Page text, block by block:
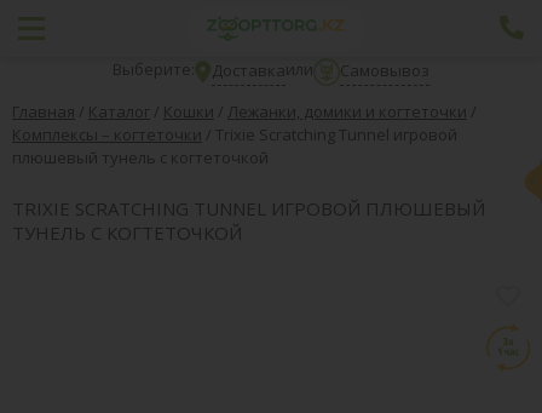
Выберите: Доставкаили
Самовывоз
Главная / Каталог / Кошки / Лежанки, домики и когтеточки /
Комплексы – когтеточки / Trixie Scratching Tunnel игровой
плюшевый тунель с когтеточкой
TRIXIE SCRATCHING TUNNEL ИГРОВОЙ ПЛЮШЕВЫЙ
ТУНЕЛЬ С КОГТЕТОЧКОЙ